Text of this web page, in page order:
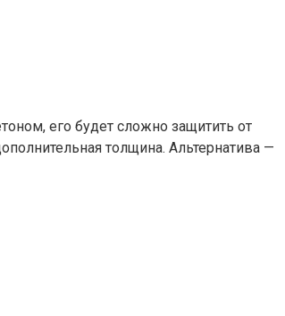
его будет сложно защитить от
толщина. Альтернатива —